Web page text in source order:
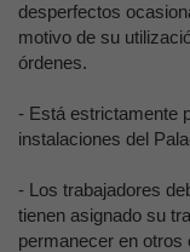
desperfectos
motivo de su
órdenes.
- Está estrictamente
instalaciones del
- Los trabajadores
tienen asignado su
permanecer en otros